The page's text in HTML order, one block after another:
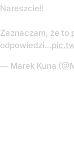
Nareszcie‼️
Zaznaczam, że to
odpowiedzi...
— Marek Kuna